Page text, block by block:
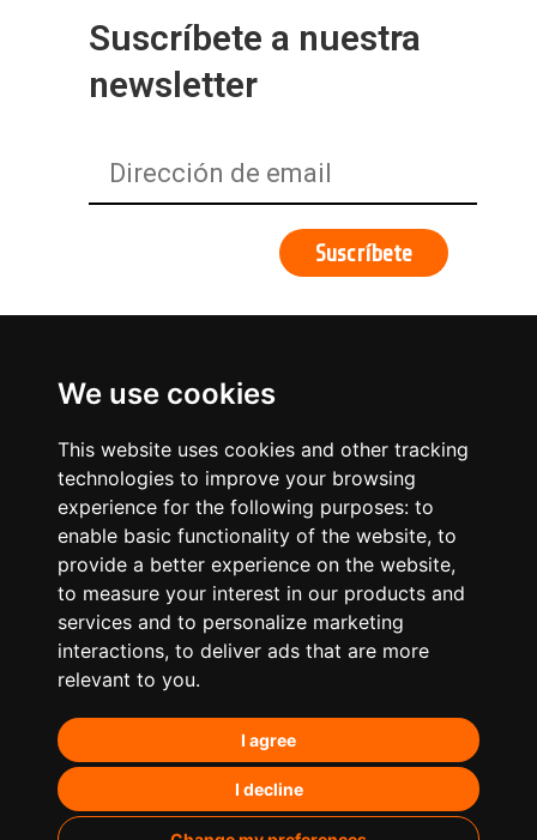
We use cookies
This website uses cookies and other tracking
technologies to improve your browsing
experience for the following purposes: to
enable basic functionality of the website, to
provide a better experience on the website,
to measure your interest in our products and
services and to personalize marketing
interactions, to deliver ads that are more
relevant to you.
I agree
I decline
Suscríbete a nuestra
newsletter
¿Qué hacemos?
Posicionamiento en IA’s
Paid Media
Marketing de contenidos